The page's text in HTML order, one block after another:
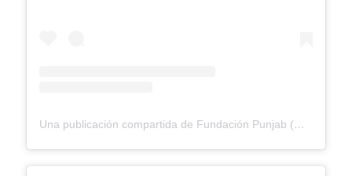
Una publicación compartida de Fundación Punjab (@fundacionpunjab)